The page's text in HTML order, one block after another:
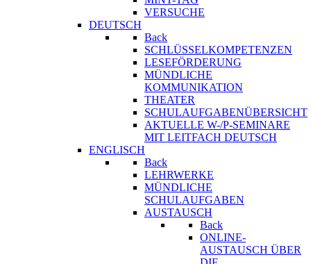
VERSUCHE
DEUTSCH
Back
SCHLÜSSELKOMPETENZEN
LESEFÖRDERUNG
MÜNDLICHE
KOMMUNIKATION
THEATER
SCHULAUFGABENÜBERSICHT
AKTUELLE W-/P-SEMINARE
MIT LEITFACH DEUTSCH
ENGLISCH
Back
LEHRWERKE
MÜNDLICHE
SCHULAUFGABEN
AUSTAUSCH
Back
ONLINE-
AUSTAUSCH ÜBER